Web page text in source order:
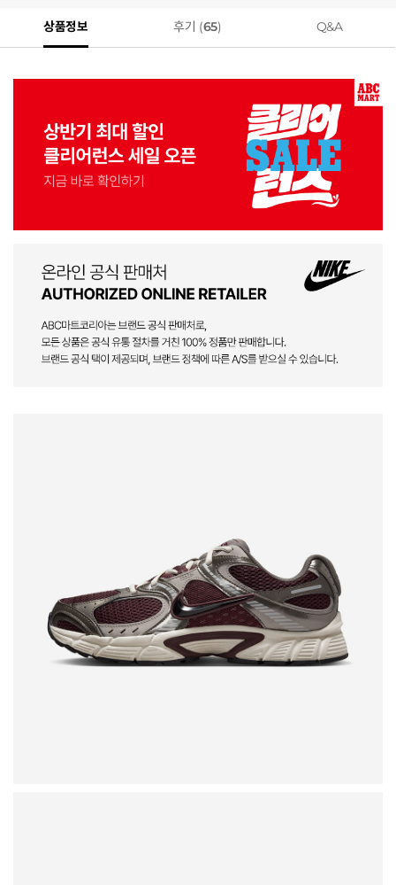
상품정보 후기 (65) Q&A